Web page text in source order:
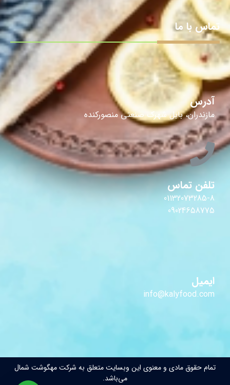
تماس با ما
آدرس
مازندران، بابل شهرک صنعتی منصورکنده
تلفن تماس
01132073285-8
09024658775
ایمیل
info@kalyfood.com
تمام حقوق مادی و معنوی این وبسایت متعلق به شرکت مهگوشت شمال
می‌باشد.